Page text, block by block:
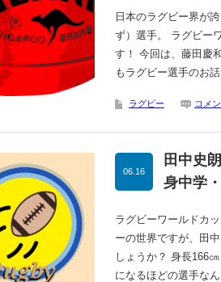
日本のラグビー界が
ず）選手。 ラグビー
す！ 今回は、藤田慶
もラグビー選手のお
ラグビー コメ
田中史
身中学
06.16
ラグビーワールドカ
ーの世界ですが、田
しょうか？ 身長166
になるほどの選手な